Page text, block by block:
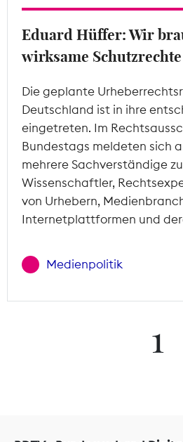
Mitgliederbereich
Eduard Hüffer: Wir
wirksame Schutzrechte
Die geplante
Deutschland ist in ihre
eingetreten. Im
Bundestags meldeten sich
mehrere Sachverständige
Wissenschaftler,
von Urhebern,
Internetplattformen und
Medienpolitik
1